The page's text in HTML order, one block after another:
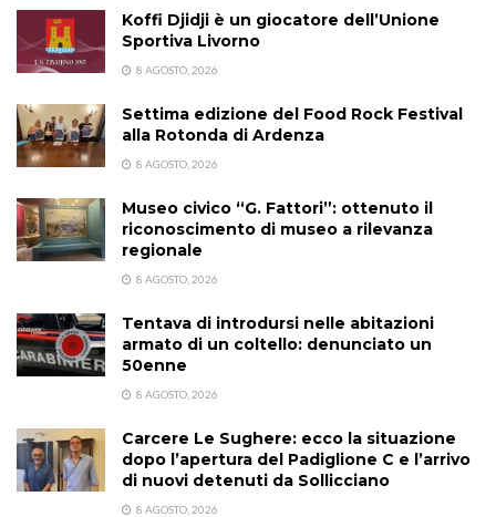
Koffi Djidji è un giocatore dell’Unione
Sportiva Livorno
8 AGOSTO, 2026
Settima edizione del Food Rock Festival
alla Rotonda di Ardenza
8 AGOSTO, 2026
Museo civico “G. Fattori”: ottenuto il
riconoscimento di museo a rilevanza
regionale
8 AGOSTO, 2026
Tentava di introdursi nelle abitazioni
armato di un coltello: denunciato un
50enne
8 AGOSTO, 2026
Carcere Le Sughere: ecco la situazione
dopo l’apertura del Padiglione C e l’arrivo
di nuovi detenuti da Sollicciano
8 AGOSTO, 2026